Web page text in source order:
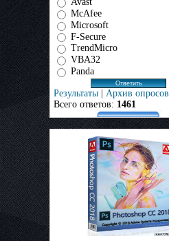
McAfee
Microsoft
F-Secure
TrendMicro
VBA32
Panda
Результаты | Архив опросов
Всего ответов: 1461